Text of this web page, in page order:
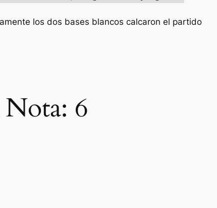
los dos bases blancos calcaron el partido
6